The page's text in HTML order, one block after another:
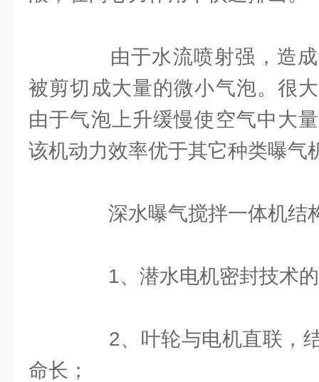
由于水流喷射强，造成
被剪切成大量的微小气泡。很
由于气泡上升缓慢使空气中大
该机动力效率优于其它种类曝气
深水曝气搅拌一体机结
1、潜水电机密封技术的
2、叶轮与电机直联，结
命长；